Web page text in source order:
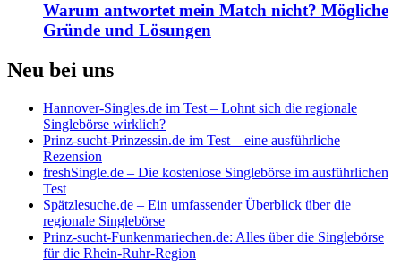
Warum antwortet mein Match nicht? Mögliche
Gründe und Lösungen
Neu bei uns
Hannover-Singles.de im Test – Lohnt sich die regionale
Singlebörse wirklich?
Prinz-sucht-Prinzessin.de im Test – eine ausführliche
Rezension
freshSingle.de – Die kostenlose Singlebörse im ausführlichen
Test
Spätzlesuche.de – Ein umfassender Überblick über die
regionale Singlebörse
Prinz-sucht-Funkenmariechen.de: Alles über die Singlebörse
für die Rhein-Ruhr-Region